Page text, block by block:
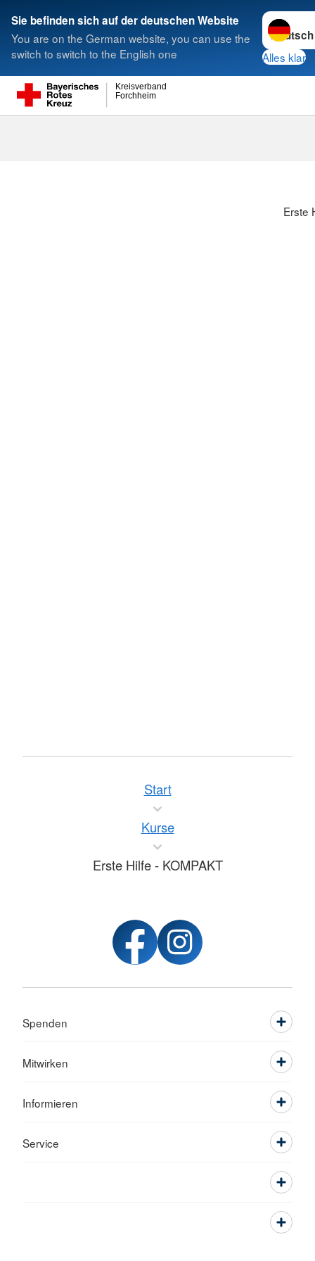
Sie befinden sich auf der deutschen Website
You are on the German website, you can use the
switch to switch to the English one
Sprache
Alles klar
Forchheim
Kreisverband
Suche
Erste
Start
Kurse
Erste Hilfe - KOMPAKT
Spenden
Mitwirken
Informieren
Service